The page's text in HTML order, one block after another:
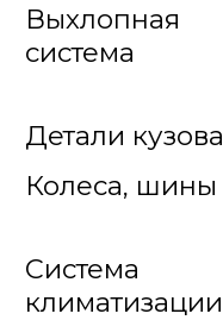
Выхлопная
система
Детали кузова
Колеса, шины
Система
климатизации